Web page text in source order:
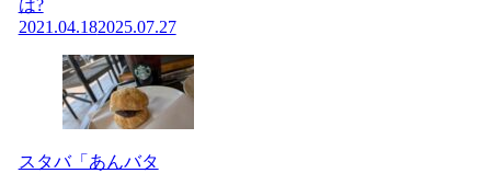
は?
2021.04.182025.07.27
スタバ「あんバタ